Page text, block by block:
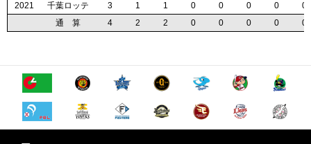
2021
千葉ロッテ 3 1 1 0 0 0 0
0
通 算
4 2 2 0 0 0 0 0
2021
千葉ロッテ 3 1 1 0 0 0 0
0
通 算
4 2 2 0 0 0 0 0
2021
千葉ロッテ 3 1 1 0 0 0 0
0
通 算
4 2 2 0 0 0 0 0
2021
千葉ロッテ 3 1 1 0 0 0 0
0
通 算
4 2 2 0 0 0 0 0